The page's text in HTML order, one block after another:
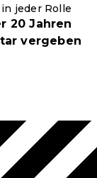
jeder Rolle
20 Jahren
vergeben